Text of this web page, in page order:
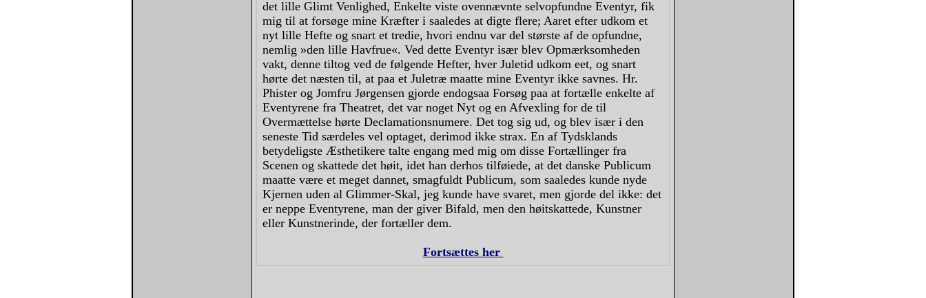
det lille Glimt Venlighed, Enkelte viste ovennævnte selvopfundne Eventyr, fik
mig til at forsøge mine Kræfter i saaledes at digte flere; Aaret efter udkom et
nyt lille Hefte og snart et tredie, hvori endnu var del største af de opfundne,
nemlig »den lille Havfrue«. Ved dette Eventyr især blev Opmærksomheden
vakt, denne tiltog ved de følgende Hefter, hver Juletid udkom eet, og snart
hørte det næsten til, at paa et Juletræ maatte mine Eventyr ikke savnes. Hr.
Phister og Jomfru Jørgensen gjorde endogsaa Forsøg paa at fortælle enkelte af
Eventyrene fra Theatret, det var noget Nyt og en Afvexling for de til
Overmættelse hørte Declamationsnumere. Det tog sig ud, og blev især i den
seneste Tid særdeles vel optaget, derimod ikke strax. En af Tydsklands
betydeligste Æsthetikere talte engang med mig om disse Fortællinger fra
Scenen og skattede det høit, idet han derhos tilføiede, at det danske Publicum
maatte være et meget dannet, smagfuldt Publicum, som saaledes kunde nyde
Kjernen uden al Glimmer-Skal, jeg kunde have svaret, men gjorde del ikke: det
er neppe Eventyrene, man der giver Bifald, men den høitskattede, Kunstner
eller Kunstnerinde, der fortæller dem.
Fortsættes her